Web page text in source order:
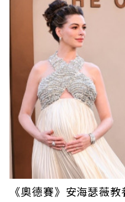
《奧德賽》安海瑟薇